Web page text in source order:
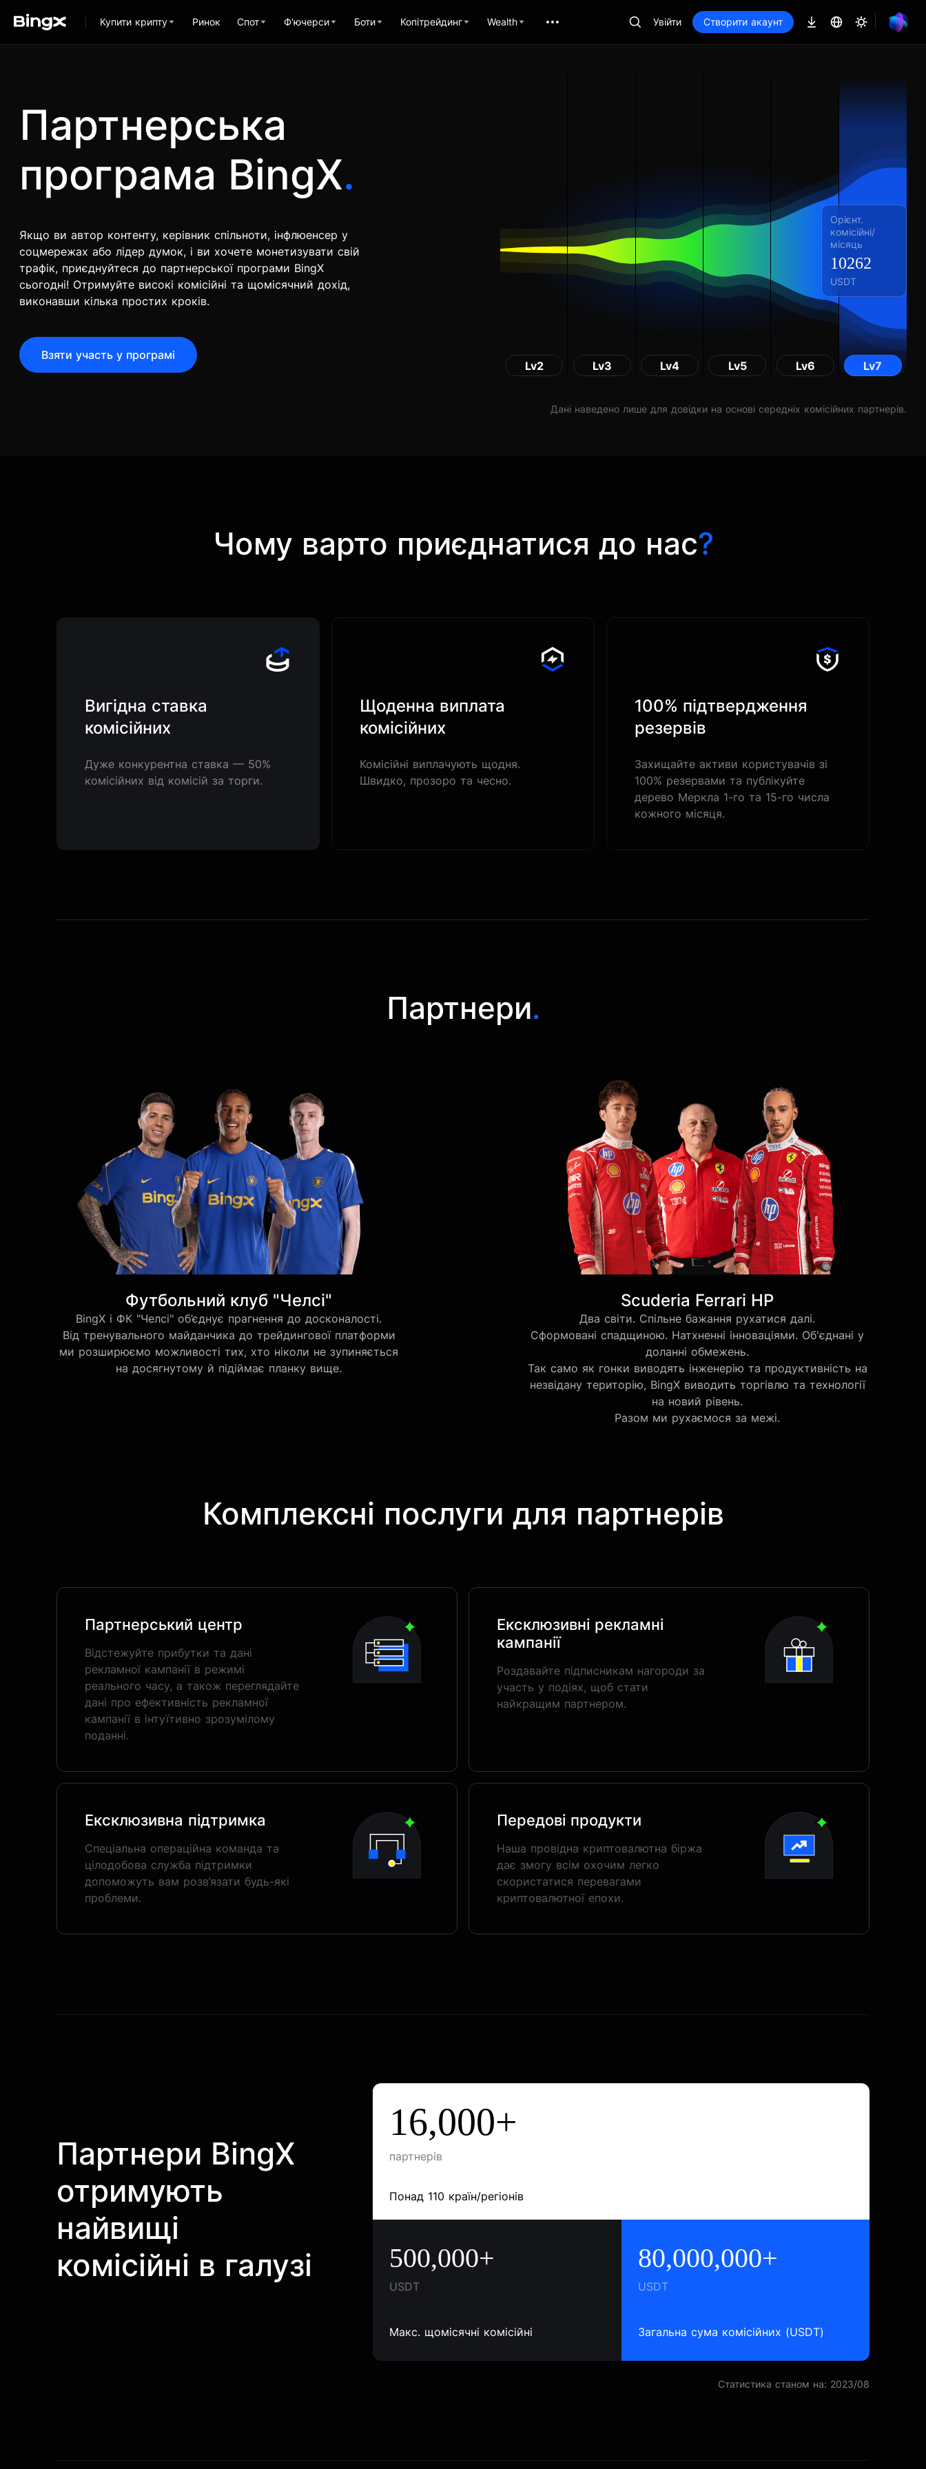
Купити крипту Ринок Спот Ф'ючерси Боти Копітрейдинг Wealth Увійти Створити акаунт
Орієнт.
комісійні/
місяць
10262
USDT
Lv2 Lv3 Lv4 Lv5 Lv6 Lv7
Партнерська
програма BingX.
Якщо ви автор контенту, керівник спільноти, інфлюенсер у
соцмережах або лідер думок, і ви хочете монетизувати свій
трафік, приєднуйтеся до партнерської програми BingX
сьогодні! Отримуйте високі комісійні та щомісячний дохід,
виконавши кілька простих кроків.
Взяти участь у програмі
Дані наведено лише для довідки на основі середніх комісійних партнерів.
Чому варто приєднатися до нас?
Вигідна ставка
комісійних
Дуже конкурентна ставка — 50%
комісійних від комісій за торги.
Щоденна виплата
комісійних
Комісійні виплачують щодня.
Швидко, прозоро та чесно.
100% підтвердження
резервів
Захищайте активи користувачів зі
100% резервами та публікуйте
дерево Меркла 1-го та 15-го числа
кожного місяця.
Партнери.
Футбольний клуб "Челсі"
BingX і ФК "Челсі" об’єднує прагнення до досконалості.
Від тренувального майданчика до трейдингової платформи
ми розширюємо можливості тих, хто ніколи не зупиняється
на досягнутому й підіймає планку вище.
Scuderia Ferrari HP
Два світи. Спільне бажання рухатися далі.
Сформовані спадщиною. Натхненні інноваціями. Об'єднані у
доланні обмежень.
Так само як гонки виводять інженерію та продуктивність на
незвідану територію, BingX виводить торгівлю та технології
на новий рівень.
Разом ми рухаємося за межі.
Комплексні послуги для партнерів
Партнерський центр
Відстежуйте прибутки та дані
рекламної кампанії в режимі
реального часу, а також переглядайте
дані про ефективність рекламної
кампанії в інтуїтивно зрозумілому
поданні.
Ексклюзивні рекламні
кампанії
Роздавайте підписникам нагороди за
участь у подіях, щоб стати
найкращим партнером.
Ексклюзивна підтримка
Спеціальна операційна команда та
цілодобова служба підтримки
допоможуть вам розв’язати будь-які
проблеми.
Передові продукти
Наша провідна криптовалютна біржа
дає змогу всім охочим легко
скористатися перевагами
криптовалютної епохи.
Партнери BingX
отримують
найвищі
комісійні в галузі
16,000+
партнерів
Понад 110 країн/регіонів
500,000+
USDT
Макс. щомісячні комісійні
80,000,000+
USDT
Загальна сума комісійних (USDT)
Статистика станом на: 2023/08